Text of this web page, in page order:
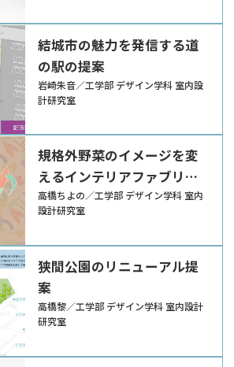
結城市の魅力を発信する道
の駅の提案
岩崎朱音／工学部 デザイン学科 室内設
計研究室
規格外野菜のイメージを変
えるインテリアファブリッ
ク
高橋ちよの／工学部 デザイン学科 室内
設計研究室
狭間公園のリニューアル提
案
高橋黎／工学部 デザイン学科 室内設計
研究室